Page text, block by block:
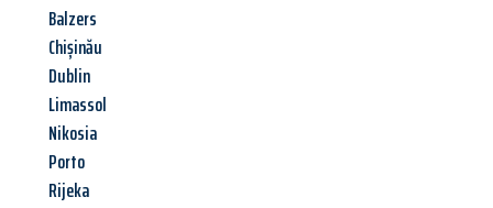
Balzers
Chișinău
Dublin
Limassol
Nikosia
Porto
Rijeka